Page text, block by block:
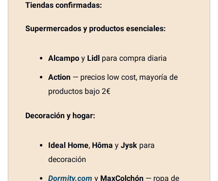
Tiendas confirmadas:
Supermercados y productos esenciales:
Alcampo y Lidl para compra diaria
Action — precios low cost, mayoría de
productos bajo 2€
Decoración y hogar:
Ideal Home, Hôma y Jysk para
decoración
Dormity.com y MaxColchón — ropa de